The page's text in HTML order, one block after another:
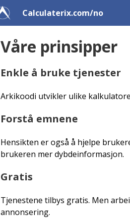
Calculaterix.com/no
Våre prinsipper
Enkle å bruke tjenester
Arkikoodi utvikler ulike
Forstå emnene
Hensikten er også å hjelpe
brukeren mer dybdeinformasjon.
Gratis
Tjenestene tilbys gratis. Men
annonsering.